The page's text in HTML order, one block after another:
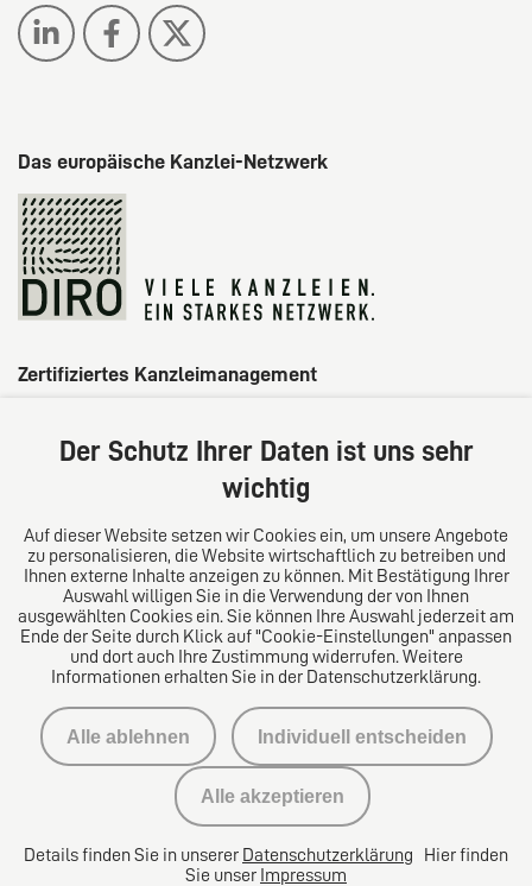
Das europäische Kanzlei-Netzwerk
Zertifiziertes Kanzleimanagement
Datenschutzerklärung
Datenschutzeinstellungen
Der Schutz Ihrer Daten ist uns sehr
wichtig
Auf dieser Website setzen wir Cookies ein, um unsere Angebote
zu personalisieren, die Website wirtschaftlich zu betreiben und
Ihnen externe Inhalte anzeigen zu können. Mit Bestätigung Ihrer
Auswahl willigen Sie in die Verwendung der von Ihnen
ausgewählten Cookies ein. Sie können Ihre Auswahl jederzeit am
Ende der Seite durch Klick auf "Cookie-Einstellungen" anpassen
und dort auch Ihre Zustimmung widerrufen. Weitere
Informationen erhalten Sie in der Datenschutzerklärung.
Alle ablehnen Individuell entscheiden
Alle akzeptieren
Details finden Sie in unserer Datenschutzerklärung Hier finden
Sie unser Impressum